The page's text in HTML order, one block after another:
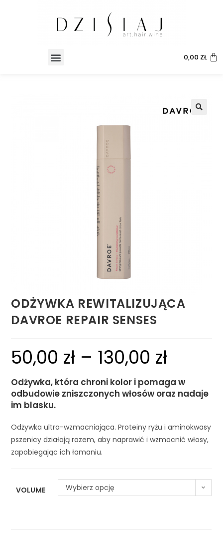
0,00 ZŁ
ODŻYWKA REWITALIZUJĄCA
DAVROE REPAIR SENSES
50,00 zł – 130,00 zł
Odżywka, która chroni kolor i pomaga w
odbudowie zniszczonych włosów oraz nadaje
im blasku.
Odżywka ultra-wzmacniająca. Proteiny ryżu i aminokwasy
pszenicy działają razem, aby naprawić i wzmocnić włosy,
zapobiegając ich łamaniu.
VOLUME Wybierz opcję